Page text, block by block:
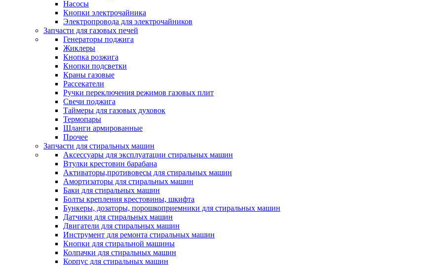
Насосы
Кнопки электрочайника
Электропровода для электрочайников
Запчасти для газовых печей
Генераторы поджига
Жиклеры
Кнопка розжига
Кнопки подсветки
Краны газовые
Рассекатели
Ручки переключения режимов газовых плит
Свечи поджига
Таймеры для газовых духовок
Термопары
Шланги армированные
Прочее
Запчасти для стиральных машин
Аксессуары для эксплуатации стиральных машин
Втулки крестовин барабана
Активаторы,противовесы для стиральных машин
Амортизаторы для стиральных машин
Баки для стиральных машин
Болты крепления крестовины, шкифта
Бункеры, дозаторы, порошкоприемники для стиральных машин
Датчики для стиральных машин
Двигатели для стиральных машин
Инструмент для ремонта стиральных машин
Кнопки для стиральной машины
Колпачки для стиральных машин
Корпус для стиральных машин